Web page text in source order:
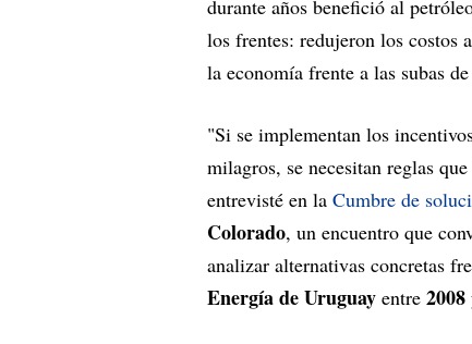
durante años benefició al
los frentes: redujeron los costos
la economía frente a las subas
"Si se implementan los
milagros, se necesitan reglas
entrevisté en la Cumbre de
Colorado, un encuentro que
analizar alternativas concretas
Energía de Uruguay entre 2008